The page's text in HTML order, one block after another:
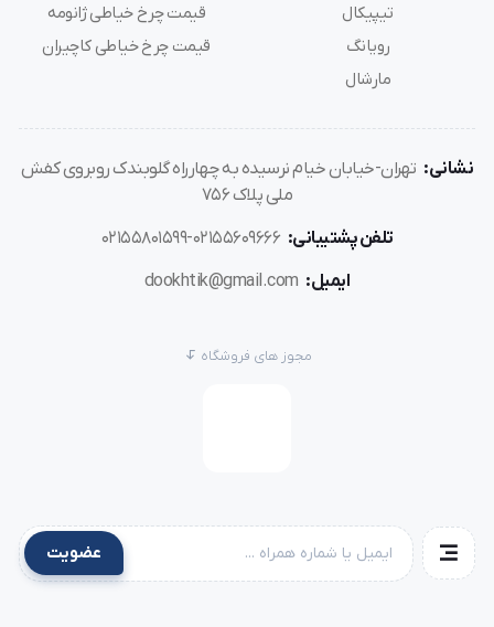
تیپیکال
رویانگ
مارشال
قیمت چرخ خیاطی ژانومه
قیمت چرخ خیاطی کاچیران
نشانی: تهران-خیابان خیام نرسیده به چهارراه گلوبندک روبروی کفش
ملی پلاک 756
تلفن پشتیبانی: 02155609666-02155801599
ایمیل: dookhtik@gmail.com
مجوز های فروشگاه
عضویت